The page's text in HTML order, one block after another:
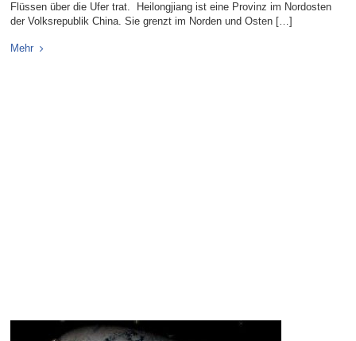
Flüssen über die Ufer trat. Heilongjiang ist eine Provinz im Nordosten
der Volksrepublik China. Sie grenzt im Norden und Osten […]
Mehr